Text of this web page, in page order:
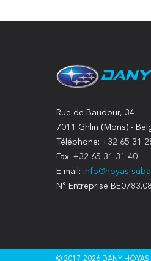
Rue de Baudour, 34
7011 Ghlin (Mons) -
Téléphone: +32 65 31
Fax: +32 65 31 31 40
E-mail: info@hoyas-
N° Entreprise
© 2017-2026 DANY HOYAS